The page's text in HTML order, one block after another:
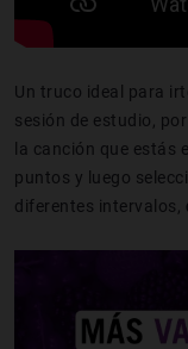
Un truco ideal para
sesión de estudio,
la canción que estás
puntos y luego
diferentes intervalos,